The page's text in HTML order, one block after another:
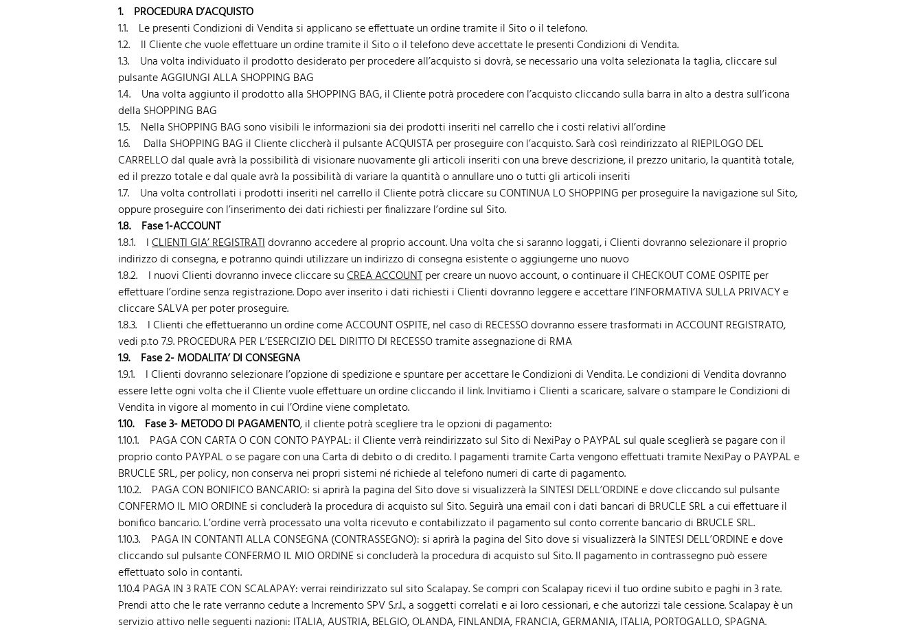
1.
PROCEDURA D’ACQUISTO
1.1. Le presenti Condizioni di Vendita si applicano se effettuate un ordine tramite il Sito o il telefono.
1.2. Il Cliente che vuole effettuare un ordine tramite il Sito o il telefono deve accettate le presenti Condizioni di Vendita.
1.3. Una volta individuato il prodotto desiderato per procedere all’acquisto si dovrà, se necessario una volta selezionata la taglia, cliccare sul
pulsante AGGIUNGI ALLA SHOPPING BAG
1.4. Una volta aggiunto il prodotto alla SHOPPING BAG, il Cliente potrà procedere con l’acquisto cliccando sulla barra in alto a destra sull’icona
della SHOPPING BAG
1.5. Nella SHOPPING BAG sono visibili le informazioni sia dei prodotti inseriti nel carrello che i costi relativi all’ordine
1.6. Dalla SHOPPING BAG il Cliente cliccherà il pulsante ACQUISTA per proseguire con l’acquisto. Sarà così reindirizzato al RIEPILOGO DEL
CARRELLO dal quale avrà la possibilità di visionare nuovamente gli articoli inseriti con una breve descrizione, il prezzo unitario, la quantità totale,
ed il prezzo totale e dal quale avrà la possibilità di variare la quantità o annullare uno o tutti gli articoli inseriti
1.7. Una volta controllati i prodotti inseriti nel carrello il Cliente potrà cliccare su CONTINUA LO SHOPPING per proseguire la navigazione sul Sito,
oppure proseguire con l’inserimento dei dati richiesti per finalizzare l’ordine sul Sito.
1.8. Fase 1-ACCOUNT
1.8.1. ICLIENTI GIA’ REGISTRATIdovranno accedere al proprio account. Una volta che si saranno loggati, i Clienti dovranno selezionare il proprio
indirizzo di consegna, e potranno quindi utilizzare un indirizzo di consegna esistente o aggiungerne uno nuovo
1.8.2. I nuovi Clienti dovranno invece cliccare suCREA ACCOUNTper creare un nuovo account, o continuare il CHECKOUT COME OSPITE per
effettuare l’ordine senza registrazione. Dopo aver inserito i dati richiesti i Clienti dovranno leggere e accettare l’INFORMATIVA SULLA PRIVACY e
cliccare SALVA per poter proseguire.
1.8.3. I Clienti che effettueranno un ordine come ACCOUNT OSPITE, nel caso di RECESSO dovranno essere trasformati in ACCOUNT REGISTRATO,
vedi p.to 7.9. PROCEDURA PER L’ESERCIZIO DEL DIRITTO DI RECESSO tramite assegnazione di RMA
1.9. Fase 2- MODALITA’ DI CONSEGNA
1.9.1. I Clienti dovranno selezionare l’opzione di spedizione e spuntare per accettare le Condizioni di Vendita. Le condizioni di Vendita dovranno
essere lette ogni volta che il Cliente vuole effettuare un ordine cliccando il link. Invitiamo i Clienti a scaricare, salvare o stampare le Condizioni di
Vendita in vigore al momento in cui l’Ordine viene completato.
1.10. Fase 3- METODO DI PAGAMENTO, il cliente potrà scegliere tra le opzioni di pagamento:
1.10.1. PAGA CON CARTA O CON CONTO PAYPAL: il Cliente verrà reindirizzato sul Sito di NexiPay o PAYPAL sul quale sceglierà se pagare con il
proprio conto PAYPAL o se pagare con una Carta di debito o di credito. I pagamenti tramite Carta vengono effettuati tramite NexiPay o PAYPAL e
BRUCLE SRL, per policy, non conserva nei propri sistemi né richiede al telefono numeri di carte di pagamento.
1.10.2. PAGA CON BONIFICO BANCARIO: si aprirà la pagina del Sito dove si visualizzerà la SINTESI DELL’ORDINE e dove cliccando sul pulsante
CONFERMO IL MIO ORDINE si concluderà la procedura di acquisto sul Sito. Seguirà una email con i dati bancari di BRUCLE SRL a cui effettuare il
bonifico bancario. L’ordine verrà processato una volta ricevuto e contabilizzato il pagamento sul conto corrente bancario di BRUCLE SRL.
1.10.3. PAGA IN CONTANTI ALLA CONSEGNA (CONTRASSEGNO): si aprirà la pagina del Sito dove si visualizzerà la SINTESI DELL’ORDINE e dove
cliccando sul pulsante CONFERMO IL MIO ORDINE si concluderà la procedura di acquisto sul Sito. Il pagamento in contrassegno può essere
effettuato solo in contanti.
1.10.4 PAGA IN 3 RATE CON SCALAPAY: verrai reindirizzato sul sito Scalapay. Se compri con Scalapay ricevi il tuo ordine subito e paghi in 3 rate.
Prendi atto che le rate verranno cedute a Incremento SPV S.r.l., a soggetti correlati e ai loro cessionari, e che autorizzi tale cessione. Scalapay è un
servizio attivo nelle seguenti nazioni: ITALIA, AUSTRIA, BELGIO, OLANDA, FINLANDIA, FRANCIA, GERMANIA, ITALIA, PORTOGALLO, SPAGNA.